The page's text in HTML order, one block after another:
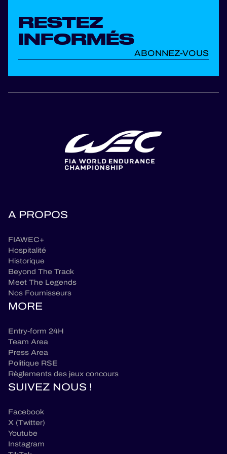
RESTEZ
INFORMÉS
ABONNEZ-VOUS
A PROPOS
FIAWEC+
Hospitalité
Historique
Beyond The Track
Meet The Legends
Nos Fournisseurs
MORE
Entry-form 24H
Team Area
Press Area
Politique RSE
Règlements des jeux concours
SUIVEZ NOUS !
Facebook
X (Twitter)
Youtube
Instagram